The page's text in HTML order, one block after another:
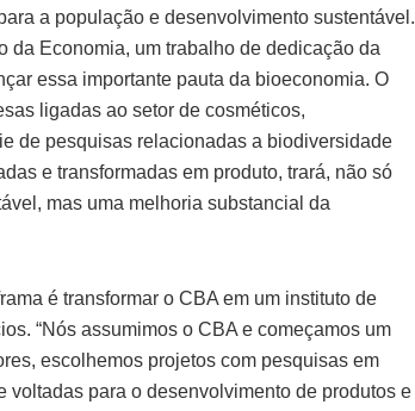
a população e desenvolvimento sustentável.
da Economia, um trabalho de dedicação da
essa importante pauta da bioeconomia. O
ligadas ao setor de cosméticos,
de pesquisas relacionadas a biodiversidade
e transformadas em produto, trará, não só
mas uma melhoria substancial da
é transformar o CBA em um instituto de
“Nós assumimos o CBA e começamos um
escolhemos projetos com pesquisas em
para o desenvolvimento de produtos e